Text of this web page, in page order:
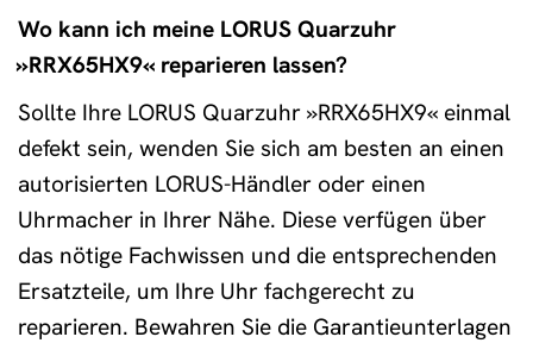
Wo kann ich meine LORUS Quarzuhr
»RRX65HX9« reparieren lassen?
Sollte Ihre LORUS Quarzuhr »RRX65HX9« einmal
defekt sein, wenden Sie sich am besten an einen
autorisierten LORUS-Händler oder einen
Uhrmacher in Ihrer Nähe. Diese verfügen über
das nötige Fachwissen und die entsprechenden
Ersatzteile, um Ihre Uhr fachgerecht zu
reparieren. Bewahren Sie die Garantieunterlagen